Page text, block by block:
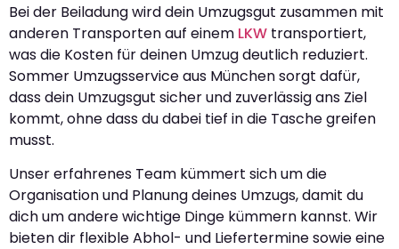
Bei der Beiladung wird dein Umzugsgut zusammen mit
anderen Transporten auf einem LKW transportiert,
was die Kosten für deinen Umzug deutlich reduziert.
Sommer Umzugsservice aus München sorgt dafür,
dass dein Umzugsgut sicher und zuverlässig ans Ziel
kommt, ohne dass du dabei tief in die Tasche greifen
musst.
Unser erfahrenes Team kümmert sich um die
Organisation und Planung deines Umzugs, damit du
dich um andere wichtige Dinge kümmern kannst. Wir
bieten dir flexible Abhol- und Liefertermine sowie eine